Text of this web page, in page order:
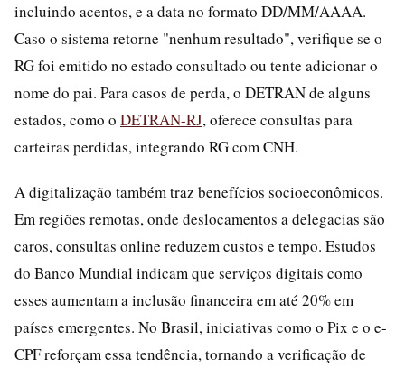
incluindo acentos, e a data no formato DD/MM/AAAA.
Caso o sistema retorne "nenhum resultado", verifique se o
RG foi emitido no estado consultado ou tente adicionar o
nome do pai. Para casos de perda, o DETRAN de alguns
estados, como o DETRAN-RJ, oferece consultas para
carteiras perdidas, integrando RG com CNH.
A digitalização também traz benefícios socioeconômicos.
Em regiões remotas, onde deslocamentos a delegacias são
caros, consultas online reduzem custos e tempo. Estudos
do Banco Mundial indicam que serviços digitais como
esses aumentam a inclusão financeira em até 20% em
países emergentes. No Brasil, iniciativas como o Pix e o e-
CPF reforçam essa tendência, tornando a verificação de